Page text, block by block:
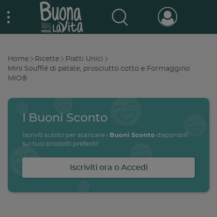
to
Nestlé Buona la vita
navigation
Promo e concorsi
Archivio promozioni
Buono a sapersi
famiglia intolleranze
Ricette
Breadcrumb
Home Ricette
Piatti Unici
Mini Soufflé di patate, prosciutto cotto e Formaggino
MIO®
I Buoni Sconto
Iscriviti subito per scaricare i Buoni Sconto disponibili
sui tuoi prodotti preferiti!
Iscriviti ora o Accedi